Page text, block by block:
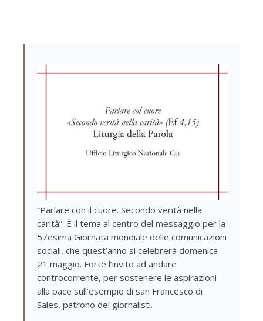
“Parlare con il cuore. Secondo verità nella
carità”. È il tema al centro del messaggio per la
57esima Giornata mondiale delle comunicazioni
sociali, che quest’anno si celebrerà domenica
21 maggio. Forte l’invito ad andare
controcorrente, per sostenere le aspirazioni
alla pace sull’esempio di san Francesco di
Sales, patrono dei giornalisti.